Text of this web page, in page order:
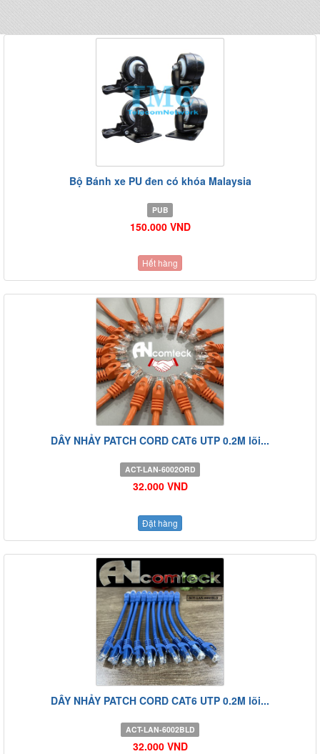
Bộ Bánh xe PU đen có khóa Malaysia
PUB
150.000 VND
Hết hàng
DÂY NHẢY PATCH CORD CAT6 UTP 0.2M lõi...
ACT-LAN-6002ORD
32.000 VND
Đặt hàng
DÂY NHẢY PATCH CORD CAT6 UTP 0.2M lõi...
ACT-LAN-6002BLD
32.000 VND